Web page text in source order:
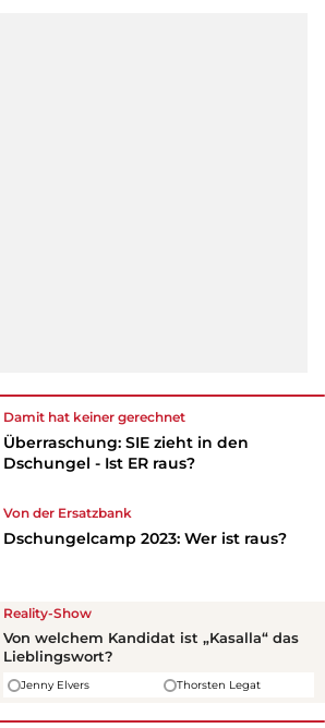
Damit hat keiner gerechnet
Überraschung: SIE zieht in den
Dschungel - Ist ER raus?
Von der Ersatzbank
Dschungelcamp 2023: Wer ist raus?
Reality-Show
Von welchem Kandidat ist „Kasalla“ das
Lieblingswort?
Jenny Elvers Thorsten Legat